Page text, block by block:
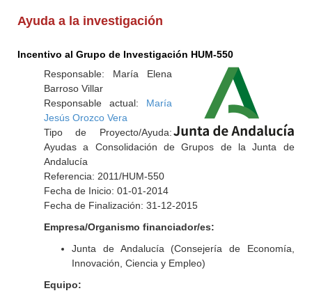
Ayuda a la investigación
Incentivo al Grupo de Investigación HUM-550
Responsable: María Elena
Barroso Villar
Responsable actual: María
Jesús Orozco Vera
Tipo de Proyecto/Ayuda:
Ayudas a Consolidación de Grupos de la Junta de
Andalucía
Referencia: 2011/HUM-550
Fecha de Inicio: 01-01-2014
Fecha de Finalización: 31-12-2015
Empresa/Organismo financiador/es:
Junta de Andalucía (Consejería de Economía,
Innovación, Ciencia y Empleo)
Equipo: